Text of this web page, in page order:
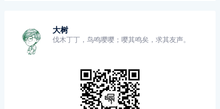
大树
伐木丁丁，鸟鸣嘤嘤；嘤其鸣矣，求其友声。